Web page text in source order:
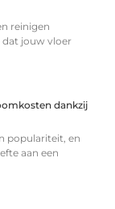
reinigen
jouw vloer
dankzij
populariteit, en
aan een